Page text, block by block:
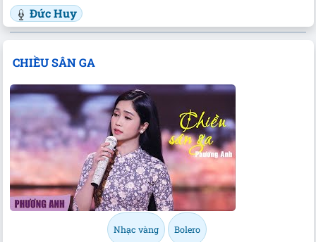
Đức Huy
CHIỀU SÂN GA
Nhạc vàng Bolero